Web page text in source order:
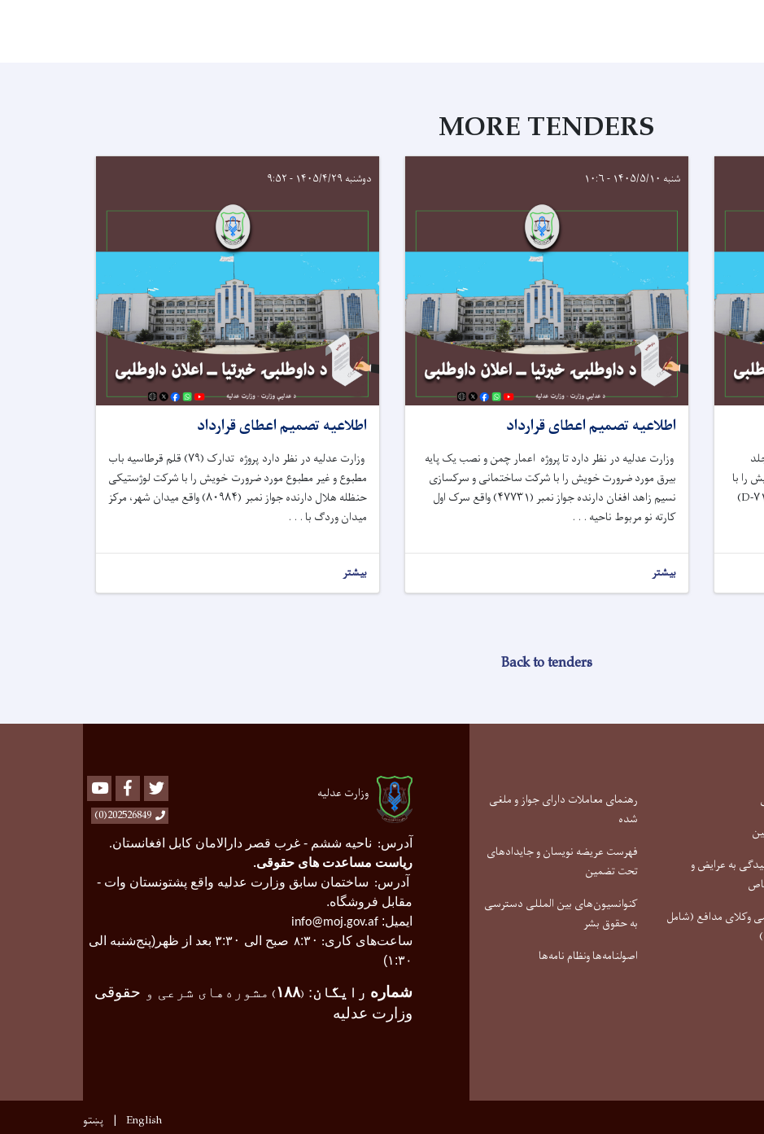
MORE TENDERS
را با
D
)
شنبه ۱۴۰۵/۵/۱۰ - ۱۰:۶
اطلاعیه تصمیم اعطای قرارداد
وزارت عدلیه در نظر داردتاپروژه اعمار چمن و نصب یک پایه
بیرق موردضرورت خویش را با شرکت ساختمانی و سرکسازی
نسیم زاهد افغان دارنده جواز نمبر (۴۷۷۳۱)واقع سرک اول
کارته نو مربوط ناحیه . . .
بیشتر
دوشنبه ۱۴۰۵/۴/۲۹ - ۹:۵۲
اطلاعیه تصمیم اعطای قرارداد
وزارت عدلیه در نظر دارد پروژه تدارک (۷۹) قلم قرطاسیه باب
مطبوع و غیر مطبوع مورد ضرورت خویش را با شرکت لوژستیکی
حنظله هلال دارنده جواز نمبر (۸۰۹۸۴) واقع میدان شهر، مرکز
میدان وردگ با . . .
بیشتر
Back to tenders
به عرایض و
وکلای مدافع (شامل
رهنمای معاملات دارای جواز و ملغی
شده
فهرست عریضه نویسان و جایدادهای
تحت تضمین
کنوانسیون‌های بین المللی دسترسی
به حقوق بشر
اصولنامه‌ها ونظام نامه‌ها
وزارت عدلیه Youtube Facebook
202526849(0)
آدرس: ناحیه ششم - غرب قصر دارالامان کابل افغانستان.
ریاست مساعدت های حقوقی.
آدرس: ساختمان سابق وزارت عدلیه واقع پشتونستان وات -
مقابل فروشگاه.
ایمیل: info@moj.gov.af
ساعت‌های کاری: :۳۰ صبح الی ۳ :۳۰
بعد از ظهر(پنج‌شنبه الی
۱:۳۰)
شماره رایگان:
(۱۸۸) مشوره‌های شرعی و حقوقی
وزارت عدلیه
English پښتو